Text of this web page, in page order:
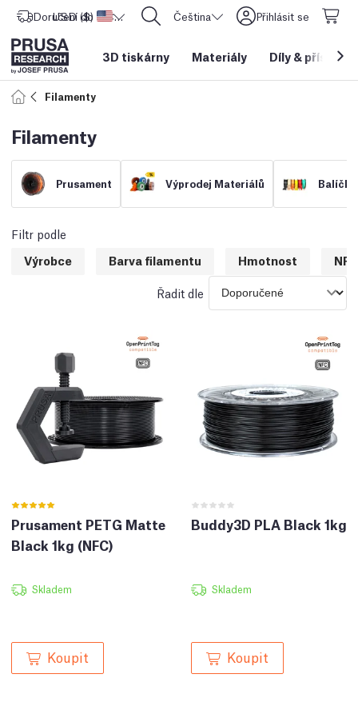
Doručení do Spojené státy americké
USD ($) CORE One L: Nyní skladem! Čeština Přihlásit se
3D tiskárny Materiály Díly &
Filamenty
Filamenty
Prusament Výprodej Materiálů
Filtr podle
Výrobce
Barva filamentu Hmotnost NFC
Řadit dle
Prusament PETG Matte
Black 1kg (NFC)
Skladem
Koupit
Buddy3D PLA Black 1kg
Skladem
Koupit